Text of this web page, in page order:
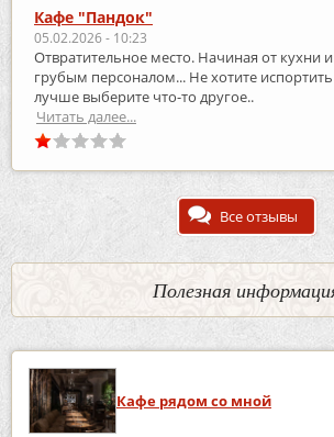
Кафе "Пандок"
05.02.2026 - 10:23
Отвратительное место. Начиная от кухни
грубым персоналом... Не хотите
лучше выберите что-то другое..
Читать далее...
Все отзывы
Полезная
Кафе рядом со мной